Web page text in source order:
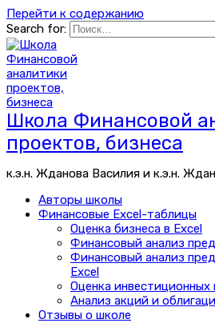
Перейти к содержанию
Search for:
Школа Финансовой
проектов, бизнеса
к.э.н. Жданова Василия и к.э.н.
Авторы школы
Финансовые Excel-таблицы
Оценка бизнеса в Excel
Финансовый анализ
Финансовый анализ
Excel
Оценка инвестиционных
Анализ акций и
Отзывы о школе